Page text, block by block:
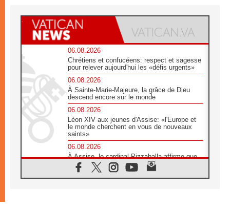
06.08.2026
Chrétiens et confucéens: respect et sagesse
pour relever aujourd'hui les «défis urgents»
06.08.2026
À Sainte-Marie-Majeure, la grâce de Dieu
descend encore sur le monde
06.08.2026
Léon XIV aux jeunes d'Assise: «l'Europe et
le monde cherchent en vous de nouveaux
saints»
06.08.2026
À Assise, le cardinal Pizzaballa affirme que
«les chrétiens veulent la paix»
06.08.2026